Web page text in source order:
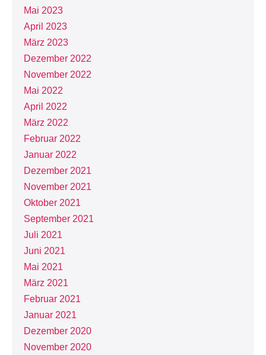
Mai 2023
April 2023
März 2023
Dezember 2022
November 2022
Mai 2022
April 2022
März 2022
Februar 2022
Januar 2022
Dezember 2021
November 2021
Oktober 2021
September 2021
Juli 2021
Juni 2021
Mai 2021
März 2021
Februar 2021
Januar 2021
Dezember 2020
November 2020